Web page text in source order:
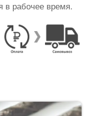
в рабочее время.